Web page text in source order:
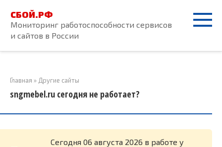
контенту
СБОЙ.РФ
Мониторинг работоспособности сервисов
и сайтов в России
Главная » Другие сайты
sngmebel.ru сегодня не работает?
Cегодня 06 августа 2026 в работе у